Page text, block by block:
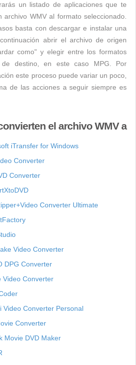
un listado de aplicaciones que te
WMV al formato seleccionado.
basta con descargar e instalar una
abrir el archivo de origen
como" y elegir entre los formatos
de destino, en este caso MPG. Por
este proceso puede variar un poco,
de las acciones a seguir siempre es
el archivo WMV a
iTransfer for Windows
Converter
Converter
Converter Ultimate
Video Converter
DPG Converter
Video Converter
Video Converter Personal
Converter
Movie DVD Maker